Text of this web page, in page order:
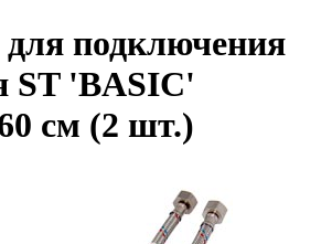
подключения
ST 'BASIC'
см (2 шт.)